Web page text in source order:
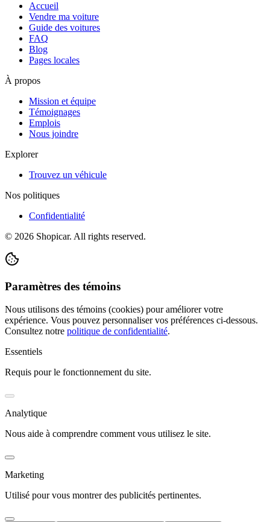
Accueil
Vendre ma voiture
Guide des voitures
FAQ
Blog
Pages locales
À propos
Mission et équipe
Témoignages
Emplois
Nous joindre
Explorer
Trouvez un véhicule
Nos politiques
Confidentialité
© 2026 Shopicar. All rights reserved.
Paramètres des témoins
Nous utilisons des témoins (cookies) pour améliorer votre
expérience. Vous pouvez personnaliser vos préférences ci-dessous.
Consultez notre politique de confidentialité.
Essentiels
Requis pour le fonctionnement du site.
Analytique
Nous aide à comprendre comment vous utilisez le site.
Marketing
Utilisé pour vous montrer des publicités pertinentes.